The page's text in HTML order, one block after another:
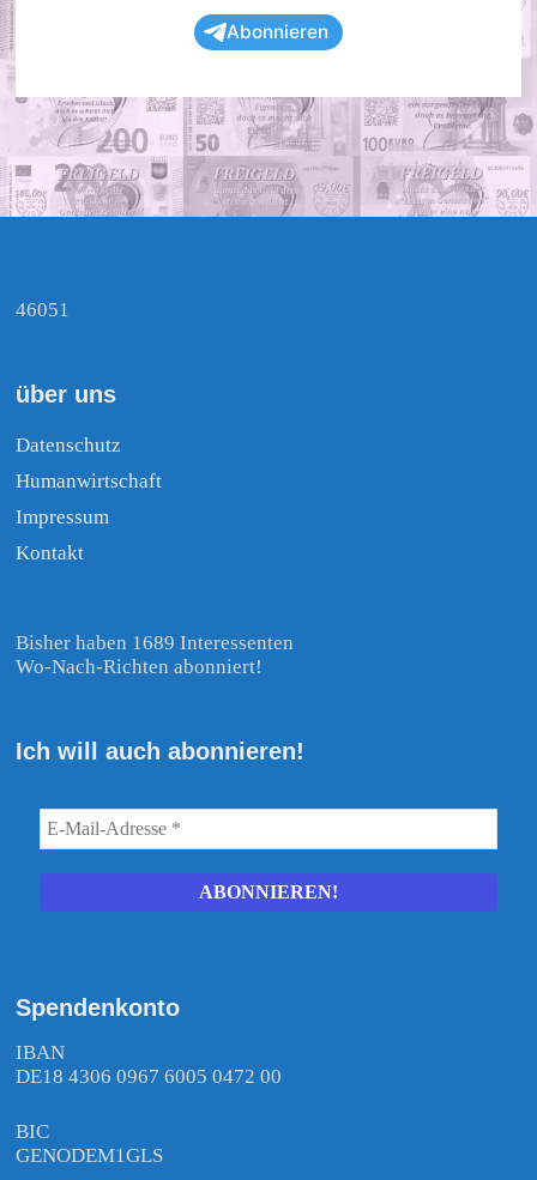
Abonnieren
46051
über uns
Datenschutz
Humanwirtschaft
Impressum
Kontakt
Bisher haben 1689 Interessenten
Wo-Nach-Richten abonniert!
Ich will auch abonnieren!
Spendenkonto
IBAN
DE18 4306 0967 6005 0472 00
BIC
GENODEM1GLS